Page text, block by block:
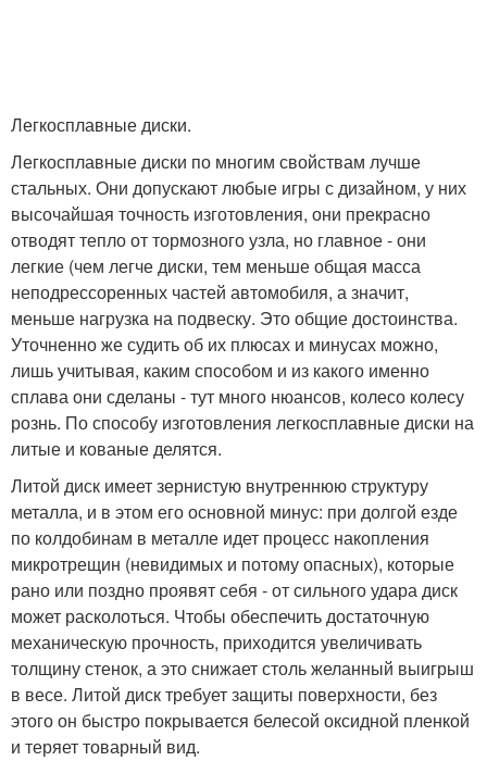
Легкосплавные диски.
Легкосплавные диски по многим свойствам лучше
стальных. Они допускают любые игры с дизайном, у них
высочайшая точность изготовления, они прекрасно
отводят тепло от тормозного узла, но главное - они
легкие (чем легче диски, тем меньше общая масса
неподрессоренных частей автомобиля, а значит,
меньше нагрузка на подвеску. Это общие достоинства.
Уточненно же судить об их плюсах и минусах можно,
лишь учитывая, каким способом и из какого именно
сплава они сделаны - тут много нюансов, колесо колесу
рознь. По способу изготовления легкосплавные диски на
литые и кованые делятся.
Литой диск имеет зернистую внутреннюю структуру
металла, и в этом его основной минус: при долгой езде
по колдобинам в металле идет процесс накопления
микротрещин (невидимых и потому опасных), которые
рано или поздно проявят себя - от сильного удара диск
может расколоться. Чтобы обеспечить достаточную
механическую прочность, приходится увеличивать
толщину стенок, а это снижает столь желанный выигрыш
в весе. Литой диск требует защиты поверхности, без
этого он быстро покрывается белесой оксидной пленкой
и теряет товарный вид.